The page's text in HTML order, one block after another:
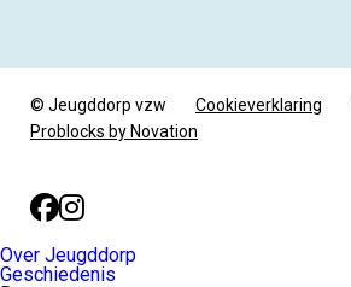
© Jeugddorp vzw Cookieverklaring
Problocks by Novation
Facebook
Instagram
Over Jeugddorp
Geschiedenis